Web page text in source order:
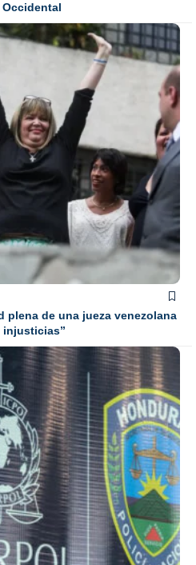
Occidental
plena de una jueza venezolana
injusticias”